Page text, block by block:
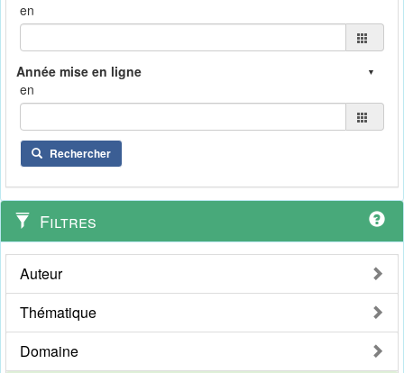
en
en
Rechercher
Filtres
Auteur
Thématique
Domaine